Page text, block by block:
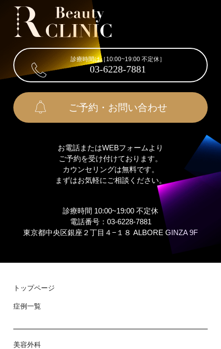
診療時間は［10:00~19:00 不定休］
03-6228-7881
ご予約・お問い合わせ
お電話またはWEBフォームより
ご予約を受け付けております。
カウンセリングは無料です。
まずはお気軽にご相談ください。
診療時間 10:00~19:00 不定休
電話番号：03-6228-7881
東京都中央区銀座２丁⽬４−１８ ALBORE GINZA 9F
トップページ
症例⼀覧
美容外科